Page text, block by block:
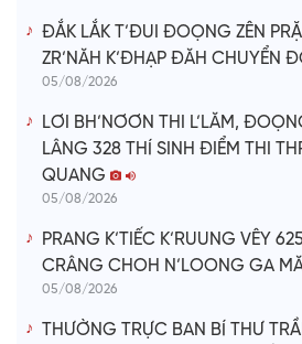
ĐẮK LẮK T’ĐUI ĐOỌNG ZÊN
ZR’NĂH K’ĐHẠP ĐĂH CHUYỂN
05/08/2026
LƠI BH’NƠƠN THI L’LĂM,
LÂNG 328 THÍ SINH ĐIỂM THI
QUANG
05/08/2026
PRANG K’TIẾC K’RUUNG VÊY
CRÂNG CHOH N’LOONG GA
05/08/2026
THƯỜNG TRỰC BAN BÍ THƯ